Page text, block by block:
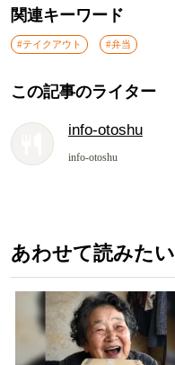
関連キーワード
#テイクアウト #弁当
この記事のライター
info-otoshu
info-otoshu
あわせて読みたい